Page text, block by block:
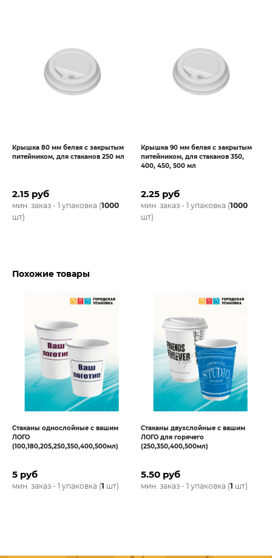
Крышка 80 мм белая с закрытым
питейником, для стаканов 250 мл
2.15 руб
мин. заказ - 1 упаковка (1000
шт)
Крышка 90 мм белая с закрытым
питейником, для стаканов 350,
400, 450, 500 мл
2.25 руб
мин. заказ - 1 упаковка (1000
шт)
Похожие товары
Стаканы однослойные с вашим
ЛОГО
(100,180,205,250,350,400,500мл)
5 руб
мин. заказ - 1 упаковка (1 шт)
Стаканы двухслойные с вашим
ЛОГО для горячего
(250,350,400,500мл)
5.50 руб
мин. заказ - 1 упаковка (1 шт)